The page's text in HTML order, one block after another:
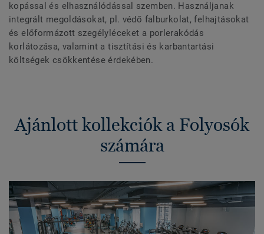
kopással és elhasználódással szemben. Használjanak
integrált megoldásokat, pl. védő falburkolat, felhajtásokat
és előformázott szegélyléceket a porlerakódás
korlátozása, valamint a tisztítási és karbantartási
költségek csökkentése érdekében.
Ajánlott kollekciók a Folyosók
számára